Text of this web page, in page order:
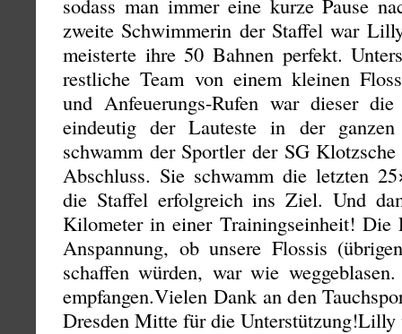
zweite Schwimmerin der Staffel war
meisterte ihre 50 Bahnen perfekt.
restliche Team von einem kleinen
und Anfeuerungs-Rufen war dieser
eindeutig der Lauteste in der
schwamm der Sportler der SG
Abschluss. Sie schwamm die letzten
die Staffel erfolgreich ins Ziel. Und
Kilometer in einer Trainingseinheit! Die
Anspannung, ob unsere Flossis
schaffen würden, war wie
empfangen.Vielen Dank an den
Dresden Mitte für die